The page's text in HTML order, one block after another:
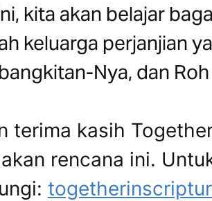
kita akan belajar
keluarga perjanjian
Nya, dan
terima kasih
rencana ini.